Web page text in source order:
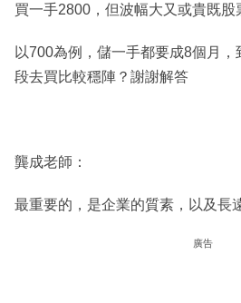
買一手2800，但波幅大又或貴既股
以700為例，儲一手都要成8個月
段去買比較穩陣？謝謝解答
龔成老師：
最重要的，是企業的質素，以及長
廣告